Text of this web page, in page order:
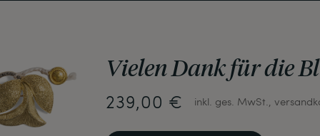
Vielen Dank für die
239,00 € inkl. ges. MwSt.,